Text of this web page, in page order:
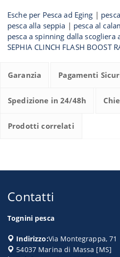
Esche per Pesca ad Eging |
pesca alla seppia | pesca al
pesca a spinning dalla scogliera
SEPHIA CLINCH FLASH BOOST
Garanzia Pagamenti
Spedizione in 24/48h
Prodotti correlati
Contatti
Tognini pesca
Indirizzo:Via Montegrappa, 71
54037 Marina di Massa [MS]